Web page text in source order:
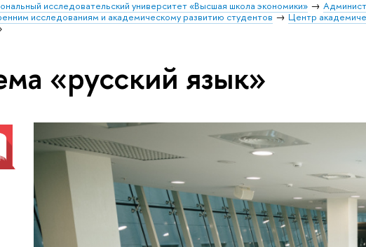
исследовательский университет «Высшая школа экономики»
исследованиям и академическому развитию студентов
Центр
«русский язык»